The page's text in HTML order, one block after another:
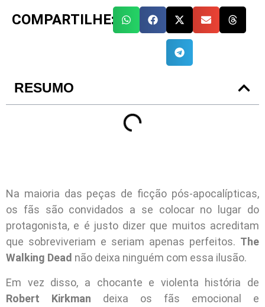
COMPARTILHE:
RESUMO
Na maioria das peças de ficção pós-apocalípticas,
os fãs são convidados a se colocar no lugar do
protagonista, e é justo dizer que muitos acreditam
que sobreviveriam e seriam apenas perfeitos. The
Walking Dead não deixa ninguém com essa ilusão.
Em vez disso, a chocante e violenta história de
Robert Kirkman deixa os fãs emocional e